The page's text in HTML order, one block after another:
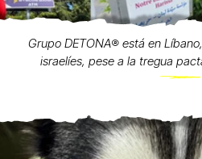
Grupo DETONA®️ está en
israelíes, pese a la tregua